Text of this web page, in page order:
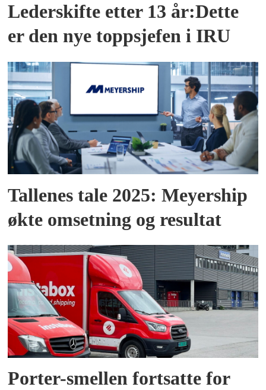
Lederskifte etter 13 år:Dette
er den nye toppsjefen i IRU
Tallenes tale 2025: Meyership
økte omsetning og resultat
Porter-smellen fortsatte for